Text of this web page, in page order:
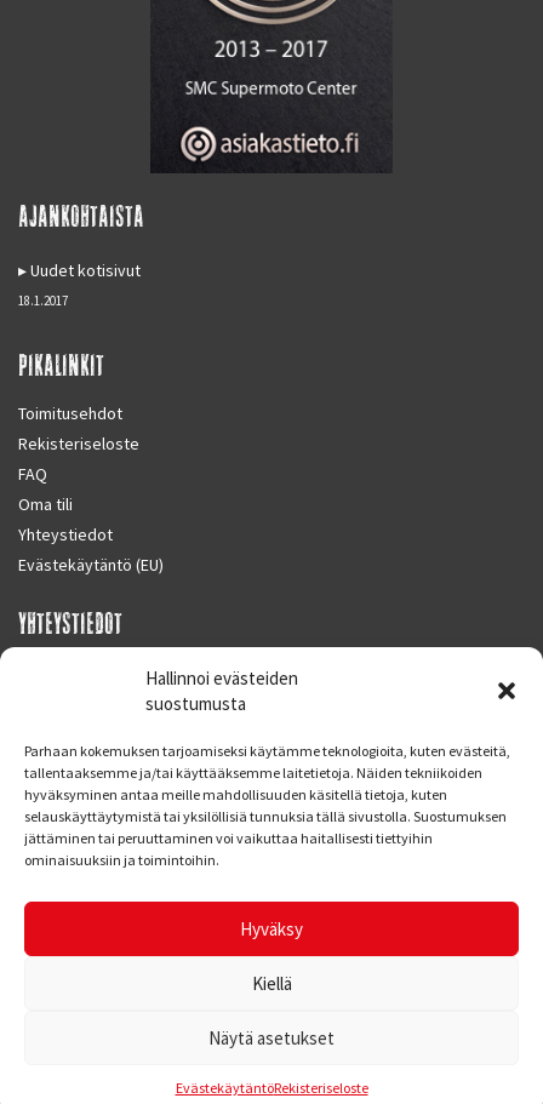
Hallinnoi evästeiden
suostumusta
Parhaan kokemuksen tarjoamiseksi käytämme teknologioita, kuten evästeitä,
tallentaaksemme ja/tai käyttääksemme laitetietoja. Näiden tekniikoiden
hyväksyminen antaa meille mahdollisuuden käsitellä tietoja, kuten
selauskäyttäytymistä tai yksilöllisiä tunnuksia tällä sivustolla. Suostumuksen
jättäminen tai peruuttaminen voi vaikuttaa haitallisesti tiettyihin
ominaisuuksiin ja toimintoihin.
Hyväksy
Kiellä
Näytä asetukset
EvästekäytäntöRekisteriseloste
AJANKOHTAISTA
Uudet kotisivut
18.1.2017
PIKALINKIT
Toimitusehdot
Rekisteriseloste
FAQ
Oma tili
Yhteystiedot
Evästekäytäntö (EU)
YHTEYSTIEDOT
SUPERMOTO CENTER
Finland
Puh. 09 221 7088
info at supermotocenter.fi
Maanantai - Tiistai 09.00 - 17.00
© Supermoto Center
Kotisivut: Web Bond Oy